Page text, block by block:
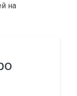
на